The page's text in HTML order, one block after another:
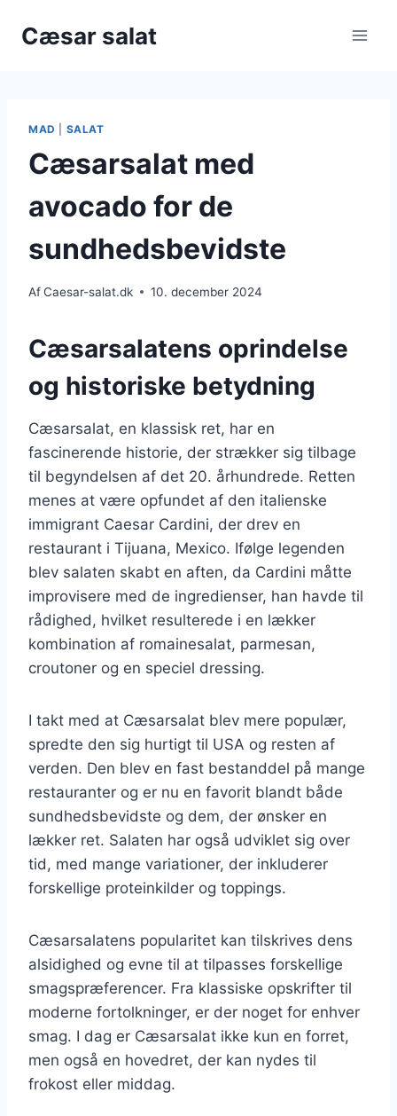
Cæsar salat
MAD SALAT
Cæsarsalat med
avocado for de
sundhedsbevidste
AfCaesar-salat.dk 10. december 2024
Cæsarsalatens oprindelse
og historiske betydning
Cæsarsalat, en klassisk ret, har en
fascinerende historie, der strækker sig tilbage
til begyndelsen af det 20. århundrede. Retten
menes at være opfundet af den italienske
immigrant Caesar Cardini, der drev en
restaurant i Tijuana, Mexico. Ifølge legenden
blev salaten skabt en aften, da Cardini måtte
improvisere med de ingredienser, han havde til
rådighed, hvilket resulterede i en lækker
kombination af romainesalat, parmesan,
croutoner og en speciel dressing.
I takt med at Cæsarsalat blev mere populær,
spredte den sig hurtigt til USA og resten af
verden. Den blev en fast bestanddel på mange
restauranter og er nu en favorit blandt både
sundhedsbevidste og dem, der ønsker en
lækker ret. Salaten har også udviklet sig over
tid, med mange variationer, der inkluderer
forskellige proteinkilder og toppings.
Cæsarsalatens popularitet kan tilskrives dens
alsidighed og evne til at tilpasses forskellige
smagspræferencer. Fra klassiske opskrifter til
moderne fortolkninger, er der noget for enhver
smag. I dag er Cæsarsalat ikke kun en forret,
men også en hovedret, der kan nydes til
frokost eller middag.